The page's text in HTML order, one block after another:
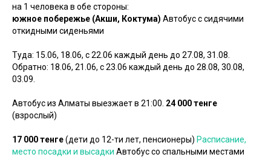
на 1 человека в обе стороны:
южное побережье (Акши, Коктума) Автобус с сидячими
откидными сиденьями
Туда: 15.06, 18.06, с 22.06 каждый день до 27.08, 31.08.
Обратно: 18.06, 21.06, с 23.06 каждый день до 28.08, 30.08,
03.09.
Автобус из Алматы выезжает в 21:00. 24 000 тенге
(взрослый)
17 000 тенге(дети до 12-ти лет, пенсионеры) Расписание,
место посадки и высадки Автобус со спальными местами